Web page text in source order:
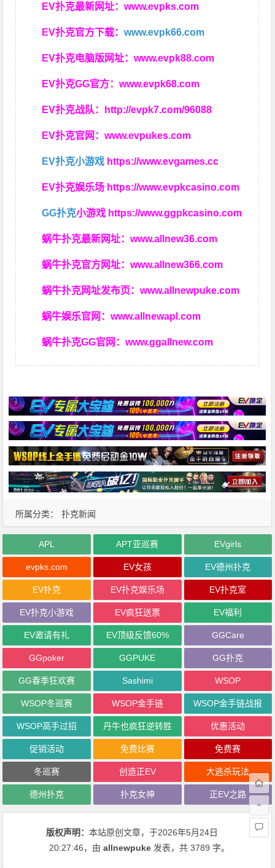
EV扑克最新网址：www.evpks.com
EV扑克官方下载：www.evpk66.com
EV扑克电脑版网址：www.evpk88.com
EV扑克GG官方：www.evpk68.com
EV扑克战队： http://evpk7.com/96088
EV扑克官网：www.evpukes.com
EV扑克小游戏 https://www.evgames.cc
EV扑克娱乐场 https://www.evpkcasino.com
GG扑克小游戏 https://www.ggpkcasino.com
蜗牛扑克最新网址：www.allnew36.com
蜗牛扑克官方网址：www.allnew366.com
蜗牛扑克网址发布页：www.allnewpuke.com
蜗牛娱乐官网：www.allnewapl.com
蜗牛扑克GG官网：www.ggallnew.com
所属分类： 扑克新闻
APL APT亚巡赛 EVgirls
evpks.com EV女孩 EV德州扑克
EV扑克 EV扑克娱乐场 EV扑克室
EV扑克小游戏 EV疯狂送票 EV福利
EV邀请有礼 EV顶级反馈60% GGCare
GGpoker GGPUKE GG扑克
GG春季狂欢赛 Sashimi WSOP
WSOP冬巡赛 WSOP金手链 WSOP金手链战报
WSOP高手过招 丹牛也疯狂逆转胜 优惠活动
促销活动 免费比赛 免费赛
冬巡赛 创造正EV 大逃杀玩法
德州扑克 扑克女神 正EV之路
版权声明：本站原创文章，于2026年5月24日
20:27:46，由allnewpuke 发表，共 3789 字。